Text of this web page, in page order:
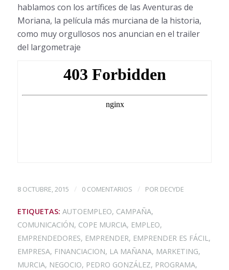
hablamos con los artífices de las Aventuras de
Moriana, la película más murciana de la historia,
como muy orgullosos nos anuncian en el trailer
del largometraje
8 OCTUBRE, 2015 / 0 COMENTARIOS / POR DECYDE
ETIQUETAS: AUTOEMPLEO, CAMPAÑA,
COMUNICACIÓN, COPE MURCIA, EMPLEO,
EMPRENDEDORES, EMPRENDER, EMPRENDER ES FÁCIL,
EMPRESA, FINANCIACION, LA MAÑANA, MARKETING,
MURCIA, NEGOCIO, PEDRO GONZÁLEZ, PROGRAMA,